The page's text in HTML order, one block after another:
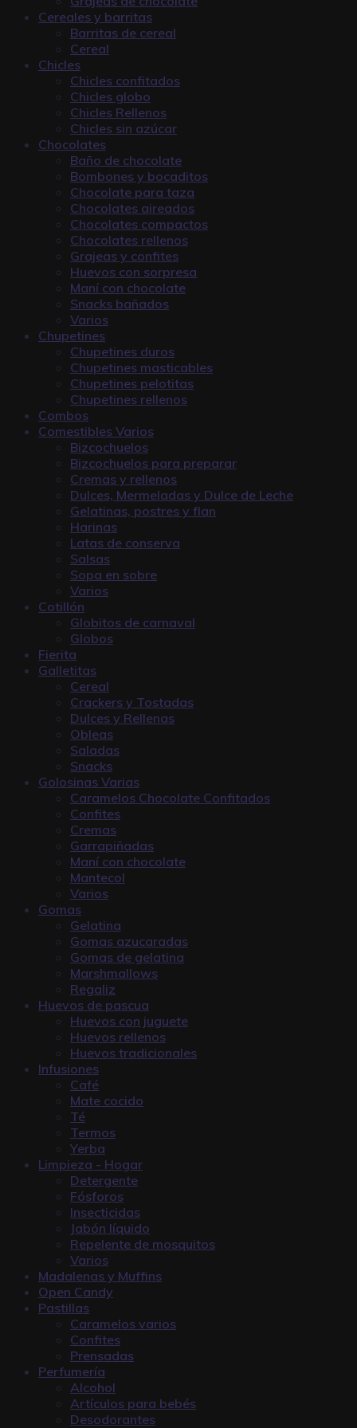
Cereales y barritas
Barritas de cereal
Cereal
Chicles
Chicles confitados
Chicles globo
Chicles Rellenos
Chicles sin azúcar
Chocolates
Baño de chocolate
Bombones y bocaditos
Chocolate para taza
Chocolates aireados
Chocolates compactos
Chocolates rellenos
Grajeas y confites
Huevos con sorpresa
Maní con chocolate
Snacks bañados
Varios
Chupetines
Chupetines duros
Chupetines masticables
Chupetines pelotitas
Chupetines rellenos
Combos
Comestibles Varios
Bizcochuelos
Bizcochuelos para preparar
Cremas y rellenos
Dulces, Mermeladas y Dulce de Leche
Gelatinas, postres y flan
Harinas
Latas de conserva
Salsas
Sopa en sobre
Varios
Cotillón
Globitos de carnaval
Globos
Fierita
Galletitas
Cereal
Crackers y Tostadas
Dulces y Rellenas
Obleas
Saladas
Snacks
Golosinas Varias
Caramelos Chocolate Confitados
Confites
Cremas
Garrapiñadas
Maní con chocolate
Mantecol
Varios
Gomas
Gelatina
Gomas azucaradas
Gomas de gelatina
Marshmallows
Regaliz
Huevos de pascua
Huevos con juguete
Huevos rellenos
Huevos tradicionales
Infusiones
Café
Mate cocido
Té
Termos
Yerba
Limpieza - Hogar
Detergente
Fósforos
Insecticidas
Jabón líquido
Repelente de mosquitos
Varios
Madalenas y Muffins
Open Candy
Pastillas
Caramelos varios
Confites
Prensadas
Perfumería
Alcohol
Artículos para bebés
Desodorantes